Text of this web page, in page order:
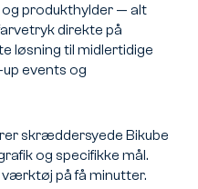
produkthylder — alt
direkte på
løsning til midlertidige
events og
skræddersyede Bikube
og specifikke mål.
værktøj på få minutter.